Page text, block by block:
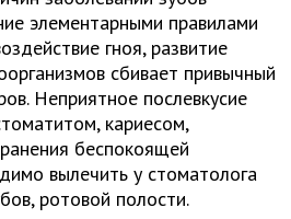
элементарными правилами
гноя, развитие
сбивает привычный
Неприятное послевкусие
кариесом,
беспокоящей
вылечить у стоматолога
ротовой полости.